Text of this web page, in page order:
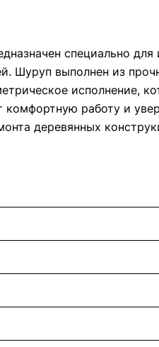
специально
Шуруп выполнен из
исполнение,
работу и
деревянных